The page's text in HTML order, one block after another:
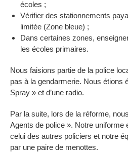
écoles ;
Vérifier des stationnements
limitée (Zone bleue) ;
Dans certaines zones,
les écoles primaires.
Nous faisions partie de la police
pas à la gendarmerie. Nous étions
Spray » et d’une radio.
Par la suite, lors de la réforme,
Agents de police ». Notre uniforme
celui des autres policiers et notre
par une paire de menottes.